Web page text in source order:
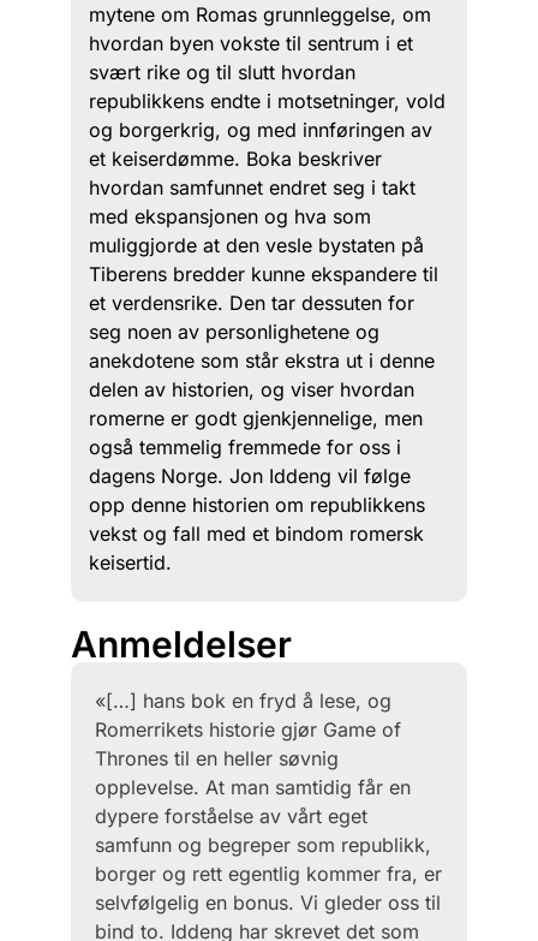
mytene om Romas grunnleggelse, om
hvordan byen vokste til sentrum i et
svært rike og til slutt hvordan
republikkens endte i motsetninger, vold
og borgerkrig, og med innføringen av
et keiserdømme. Boka beskriver
hvordan samfunnet endret seg i takt
med ekspansjonen og hva som
muliggjorde at den vesle bystaten på
Tiberens bredder kunne ekspandere til
et verdensrike. Den tar dessuten for
seg noen av personlighetene og
anekdotene som står ekstra ut i denne
delen av historien, og viser hvordan
romerne er godt gjenkjennelige, men
også temmelig fremmede for oss i
dagens Norge. Jon Iddeng vil følge
opp denne historien om republikkens
vekst og fall med et bindom romersk
keisertid.
Anmeldelser
«[…] hans bok en fryd å lese, og
Romerrikets historie gjør Game of
Thrones til en heller søvnig
opplevelse. At man samtidig får en
dypere forståelse av vårt eget
samfunn og begreper som republikk,
borger og rett egentlig kommer fra, er
selvfølgelig en bonus. Vi gleder oss til
bind to. Iddeng har skrevet det som